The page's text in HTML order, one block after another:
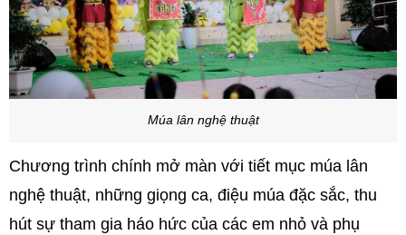
Múa lân nghệ thuật
Chương trình chính mở màn với tiết mục múa lân
nghệ thuật, những giọng ca, điệu múa đặc sắc, thu
hút sự tham gia háo hức của các em nhỏ và phụ